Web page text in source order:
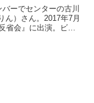
ーでセンターの古川
ん）さん。2017年7月
省会』に出演。ビュ